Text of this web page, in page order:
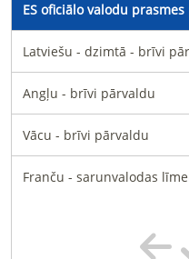
ES oficiālo valodu
Latviešu - dzimtā - brīvi
Angļu - brīvi pārvaldu
Vācu - brīvi pārvaldu
Franču - sarunvalodas